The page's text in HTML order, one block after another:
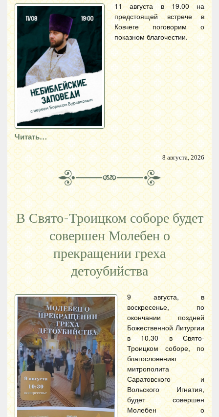
11 августа в 19.00 на
предстоящей встрече в
Ковчеге поговорим о
показном благочестии.
Читать…
8 августа, 2026
В Свято-Троицком соборе будет
совершен Молебен о
прекращении греха
детоубийства
9 августа, в
воскресенье, по
окончании поздней
Божественной Литургии
в 10.30 в Свято-
Троицком соборе, по
благословению
митрополита
Саратовского и
Вольского Игнатия,
будет совершен
Молебен о